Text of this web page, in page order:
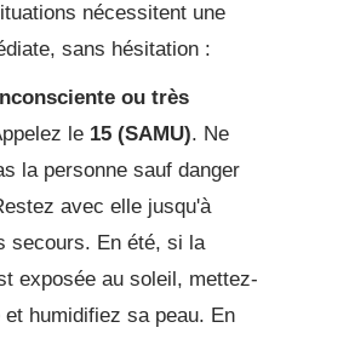
nécessitent une
sans hésitation :
ou très
le 15 (SAMU). Ne
la personne sauf danger
avec elle jusqu'à
secours. En été, si la
exposée au soleil, mettez-
et humidifiez sa peau. En